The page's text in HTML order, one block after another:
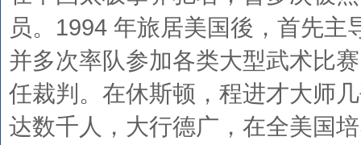
员。1994 年旅居美国後，首先
并多次率队参加各类大型武术比
任裁判。在休斯顿，程进才大师
达数千人，大行德广，在全美国